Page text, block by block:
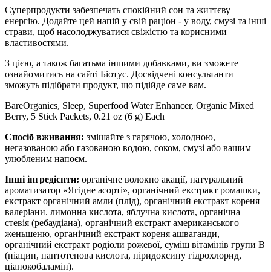
Суперпродукти забезпечать спокійний сон та життєву
енергію. Додайте цей напій у свій раціон - у воду, смузі та інші
страви, щоб насолоджуватися свіжістю та корисними
властивостями.
З цією, а також багатьма іншими добавками, ви зможете
ознайомитись на сайті Біотус. Досвідчені консультанти
зможуть підібрати продукт, що підійде саме вам.
BareOrganics, Sleep, Superfood Water Enhancer, Organic Mixed
Berry, 5 Stick Packets, 0.21 oz (6 g) Each
Спосіб вживання: змішайте з гарячою, холодною,
негазованою або газованою водою, соком, смузі або вашим
улюбленим напоєм.
Інші інгредієнти: органічне волокно акації, натуральний
ароматизатор «Ягідне асорті», органічний екстракт ромашки,
екстракт органічний амли (плід), органічний екстракт кореня
валеріани. лимонна кислота, яблучна кислота, органічна
стевія (ребаудіана), органічний екстракт американського
женьшеню, органічний екстракт кореня ашваганди,
органічний екстракт родіоли рожевої, суміш вітамінів групи B
(ніацин, пантотенова кислота, піридоксину гідрохлорид,
ціанокобаламін).